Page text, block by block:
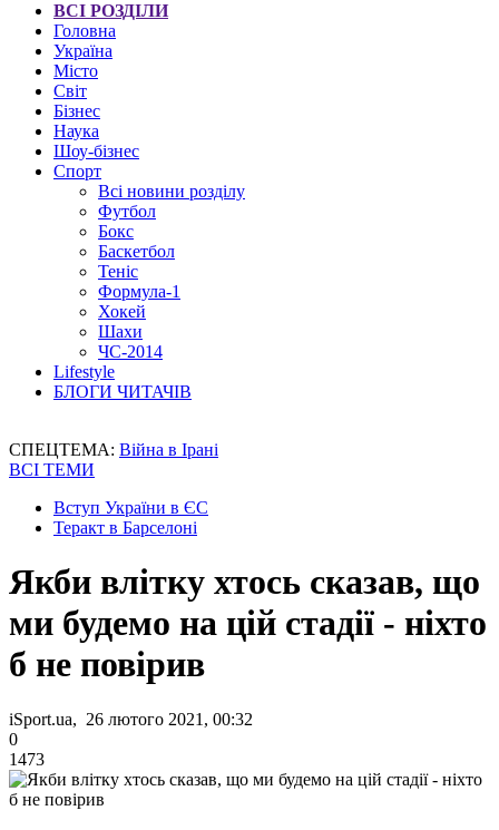
ВСІ РОЗДІЛИ
Головна
Україна
Місто
Світ
Бізнес
Наука
Шоу-бізнес
Спорт
Всі новини розділу
Футбол
Бокс
Баскетбол
Теніс
Формула-1
Хокей
Шахи
ЧС-2014
Lifestyle
БЛОГИ ЧИТАЧІВ
СПЕЦТЕМА: Війна в Ірані
ВСІ ТЕМИ
Вступ України в ЄС
Теракт в Барселоні
Якби влітку хтось сказав, що
ми будемо на цій стадії - ніхто
б не повірив
iSport.ua, 26 лютого 2021, 00:32
0
1473